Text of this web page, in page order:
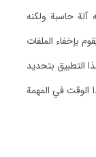
آلة حاسبة ولكنه
بإخفاء الملفات
التطبيق بتحديد
الوقت في المهمة